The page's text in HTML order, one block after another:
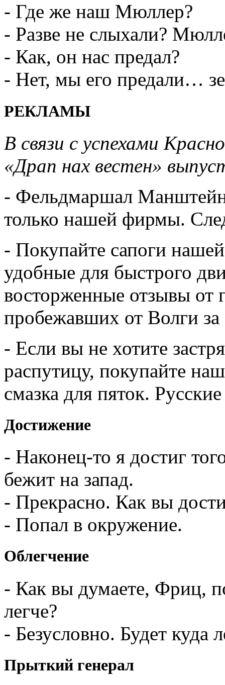
- Где же наш Мюллер?
- Разве не слыхали?
- Как, он нас предал?
- Нет, мы его предали…
РЕКЛАМЫ
В связи с успехами
«Драп нах вестен»
- Фельдмаршал Манштейн
только нашей фирмы.
- Покупайте сапоги
удобные для быстрого
восторженные отзывы от
пробежавших от Волги
- Если вы не хотите
распутицу, покупайте
смазка для пяток.
Достижение
- Наконец-то я достиг
бежит на запад.
- Прекрасно. Как вы
- Попал в окружение.
Облегчение
- Как вы думаете, Фриц,
легче?
- Безусловно. Будет куда
Прыткий генерал